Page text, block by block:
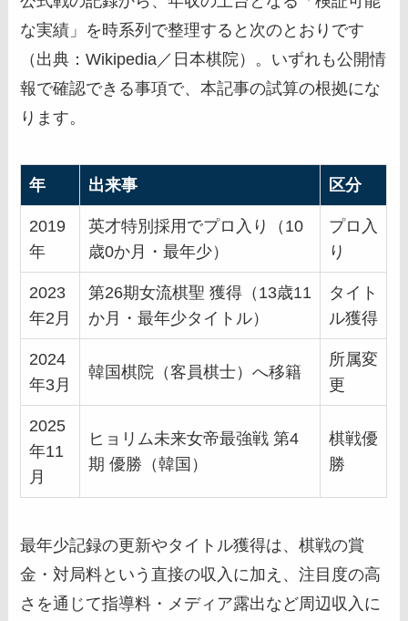
な実績」を時系列で整理すると次のとおりです
（出典：Wikipedia／日本棋院）。いずれも公開情
報で確認できる事項で、本記事の試算の根拠にな
ります。
年 出来事 区分
2019
年
英才特別採用でプロ入り（10
歳0か月・最年少）
プロ入
り
2023
年2月
第26期女流棋聖 獲得（13歳11
か月・最年少タイトル）
タイト
ル獲得
2024
年3月
韓国棋院（客員棋士）へ移籍
所属変
更
2025
年11
月
ヒョリム未来女帝最強戦 第4
期 優勝（韓国）
棋戦優
勝
最年少記録の更新やタイトル獲得は、棋戦の賞
金・対局料という直接の収入に加え、注目度の高
さを通じて指導料・メディア露出など周辺収入に